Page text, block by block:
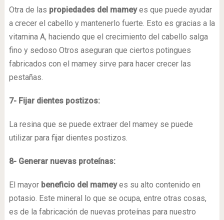
Otra de las propiedades del mameyes que puede ayudar
a crecer el cabello y mantenerlo fuerte. Esto es gracias a la
vitamina A, haciendo que el crecimiento del cabello salga
fino y sedoso Otros aseguran que ciertos potingues
fabricados con el mamey sirve para hacer crecer las
pestañas.
7- Fijar dientes postizos:
La resina que se puede extraer del mamey se puede
utilizar para fijar dientes postizos.
8- Generar nuevas proteínas:
El mayor beneficio del mameyes su alto contenido en
potasio. Este mineral lo que se ocupa, entre otras cosas,
es de la fabricación de nuevas proteínas para nuestro